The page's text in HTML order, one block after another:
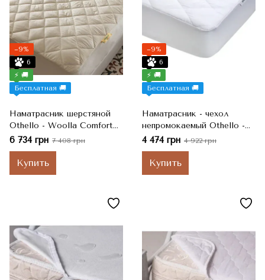
−9%
6
⚡ 🚚
Бесплатная 🚚
Наматрасник шерстяной
Othello - Woolla Comfort
на резинке по периметру
140х200 см 420 г
6 734 грн 7 408 грн
Купить
−9%
6
⚡ 🚚
Бесплатная 🚚
Наматрасник - чехол
непромокаемый Othello -
New Aqua Comfort 140х200
см
4 474 грн 4 922 грн
Купить